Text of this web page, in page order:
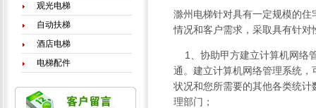
观光电梯
自动扶梯
酒店电梯
电梯配件
滁州电梯针对具有一定规模的住
情况和客户需求，采取具有针
1、协助甲方建立计算机网络
通。建立计算机网络管理系统
状况和您所需要的其他各类统
理部门；